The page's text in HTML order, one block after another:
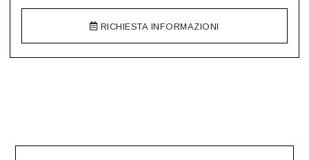
RICHIESTA INFORMAZIONI